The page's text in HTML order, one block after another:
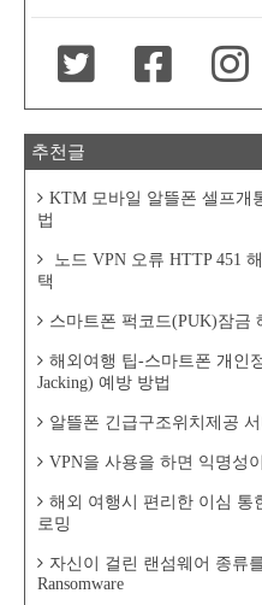
추천글
KTM 모바일 알뜰폰 셀프개
법
노드 VPN 오류 HTTP 451
택
스마트폰 퍽코드(PUK)잠금
해외여행 팁-스마트폰 개인
Jacking) 예방 방법
알뜰폰 긴급구조위치제공
VPN을 사용을 하면 익명성
해외 여행시 편리한 이심 통
로밍
자신이 걸린 랜섬웨어 종류
Ransomware